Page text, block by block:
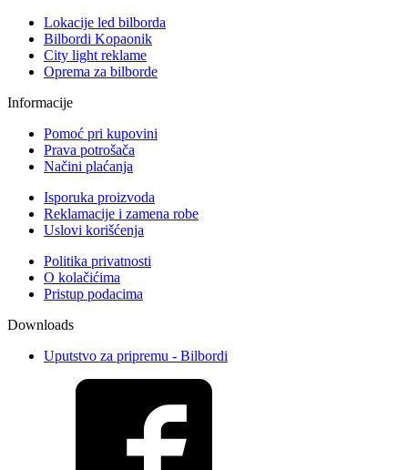
Lokacije led bilborda
Bilbordi Kopaonik
City light reklame
Oprema za bilborde
Informacije
Pomoć pri kupovini
Prava potrošača
Načini plaćanja
Isporuka proizvoda
Reklamacije i zamena robe
Uslovi korišćenja
Politika privatnosti
O kolačićima
Pristup podacima
Downloads
Uputstvo za pripremu - Bilbordi